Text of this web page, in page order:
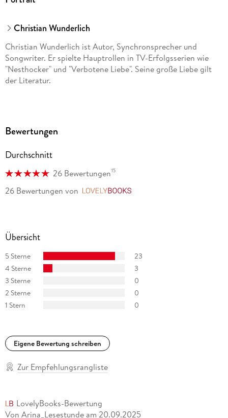
Christian Wunderlich
Christian Wunderlich ist Autor, Synchronsprecher und
Songwriter. Er spielte Hauptrollen in TV-Erfolgsserien wie
"Nesthocker" und "Verbotene Liebe". Seine große Liebe gilt
der Literatur.
Bewertungen
Durchschnitt
26 Bewertungen15
26 Bewertungen von
Übersicht
5 Sterne
23
4 Sterne
3
3 Sterne
0
2 Sterne
0
1 Stern
0
Eigene Bewertung schreiben
Zur Empfehlungsrangliste
LovelyBooks-Bewertung
Von Arina_Lesestunde am 20.09.2025